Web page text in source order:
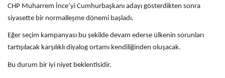
CHP Muharrem İnce’yi Cumhurbaşkanı adayı gösterdikten sonra
siyasette bir normalleşme dönemi başladı.
Eğer seçim kampanyası bu şekilde devam ederse ülkenin sorunları
tartışılacak karşılıklı diyalog ortamı kendiliğinden oluşacak.
Bu durum bir iyi niyet beklentisidir.